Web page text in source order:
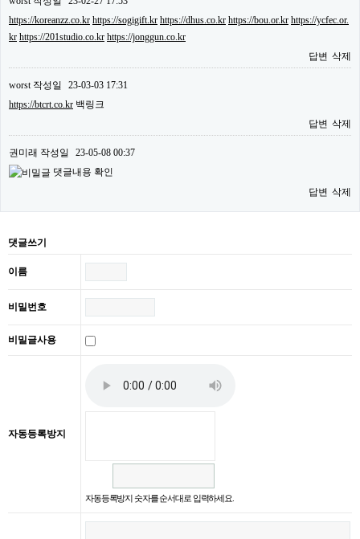
https://koreanzz.co.kr https://sogigift.kr https://dhus.co.kr https://bou.or.kr https://ycfec.or.
kr https://201studio.co.kr https://jonggun.co.kr
답변 삭제
worst작성일
23-03-03 17:31
https://btcrt.co.kr 백링크
답변 삭제
권미래 작성일
23-05-08 00:37
댓글내용 확인
답변 삭제
댓글쓰기
이름
비밀번호
비밀글사용
자동등록방지
자동등록방지 숫자를 순서대로 입력하세요.